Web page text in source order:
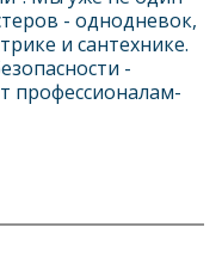
- однодневок,
и сантехнике.
-
профессионалам-